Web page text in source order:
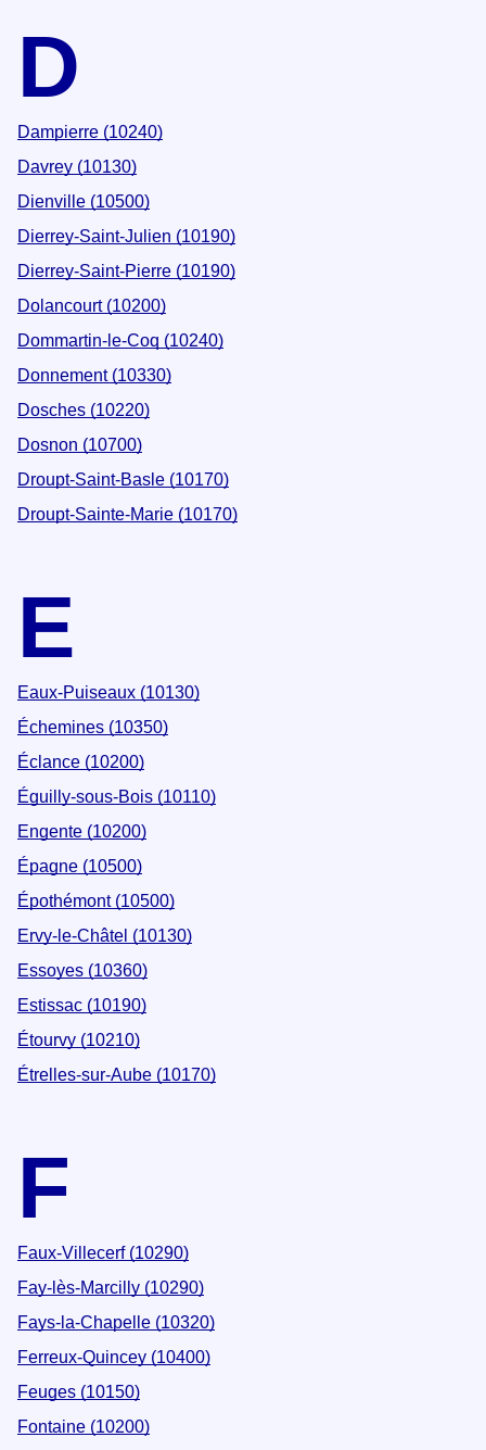
D
Dampierre (10240)
Davrey (10130)
Dienville (10500)
Dierrey-Saint-Julien (10190)
Dierrey-Saint-Pierre (10190)
Dolancourt (10200)
Dommartin-le-Coq (10240)
Donnement (10330)
Dosches (10220)
Dosnon (10700)
Droupt-Saint-Basle (10170)
Droupt-Sainte-Marie (10170)
E
Eaux-Puiseaux (10130)
Échemines (10350)
Éclance (10200)
Éguilly-sous-Bois (10110)
Engente (10200)
Épagne (10500)
Épothémont (10500)
Ervy-le-Châtel (10130)
Essoyes (10360)
Estissac (10190)
Étourvy (10210)
Étrelles-sur-Aube (10170)
F
Faux-Villecerf (10290)
Fay-lès-Marcilly (10290)
Fays-la-Chapelle (10320)
Ferreux-Quincey (10400)
Feuges (10150)
Fontaine (10200)